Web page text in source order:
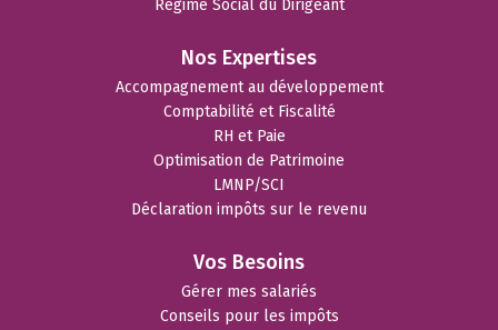
Régime Social du Dirigeant
Nos Expertises
Accompagnement au développement
Comptabilité et Fiscalité
RH et Paie
Optimisation de Patrimoine
LMNP/SCI
Déclaration impôts sur le revenu
Vos Besoins
Gérer mes salariés
Conseils pour les impôts